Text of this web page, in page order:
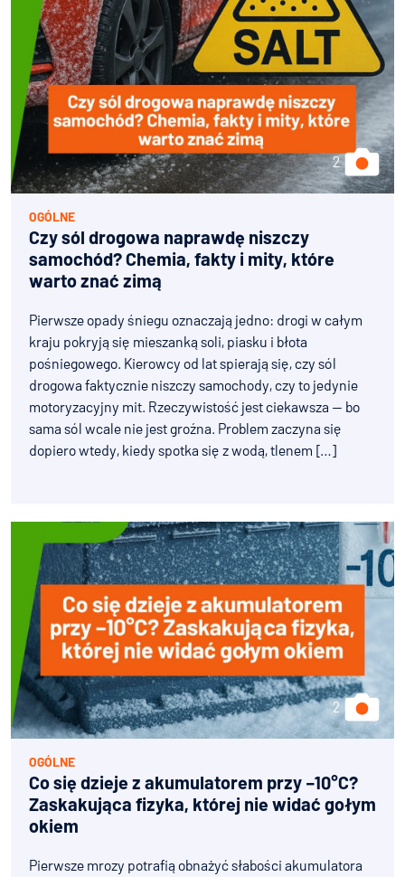
na Bidcar?
Kupujący
Sprzedający
OGÓLNE
Czy sól drogowa naprawdę niszczy
samochód? Chemia, fakty i mity, które
warto znać zimą
Pierwsze opady śniegu oznaczają jedno: drogi w całym
kraju pokryją się mieszanką soli, piasku i błota
pośniegowego. Kierowcy od lat spierają się, czy sól
drogowa faktycznie niszczy samochody, czy to jedynie
motoryzacyjny mit. Rzeczywistość jest ciekawsza — bo
sama sól wcale nie jest groźna. Problem zaczyna się
dopiero wtedy, kiedy spotka się z wodą, tlenem […]
OGÓLNE
Co się dzieje z akumulatorem przy –10°C?
Zaskakująca fizyka, której nie widać gołym
okiem
Pierwsze mrozy potrafią obnażyć słabości akumulatora